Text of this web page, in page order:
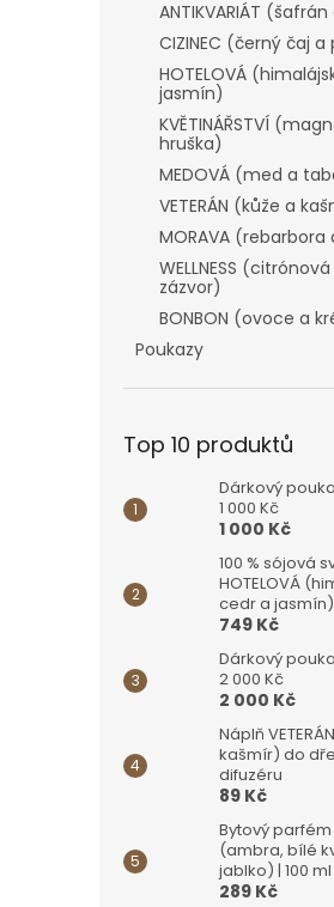
ANTIKVARIÁT
CIZINEC (černý čaj a
HOTELOVÁ
jasmín)
KVĚTINÁŘSTVÍ
hruška)
MEDOVÁ (med a
VETERÁN (kůže a
MORAVA (rebarbora
WELLNESS
zázvor)
BONBON (ovoce a
Poukazy
Top 10 produktů
Dárkový
1 000 Kč
1 000 Kč
100 % sójová
HOTELOVÁ
cedr a
749 Kč
Dárkový
2 000 Kč
2 000 Kč
Náplň
kašmír) do
difuzéru
89 Kč
Bytový parfém
(ambra, bílé
jablko) | 100 ml
289 Kč